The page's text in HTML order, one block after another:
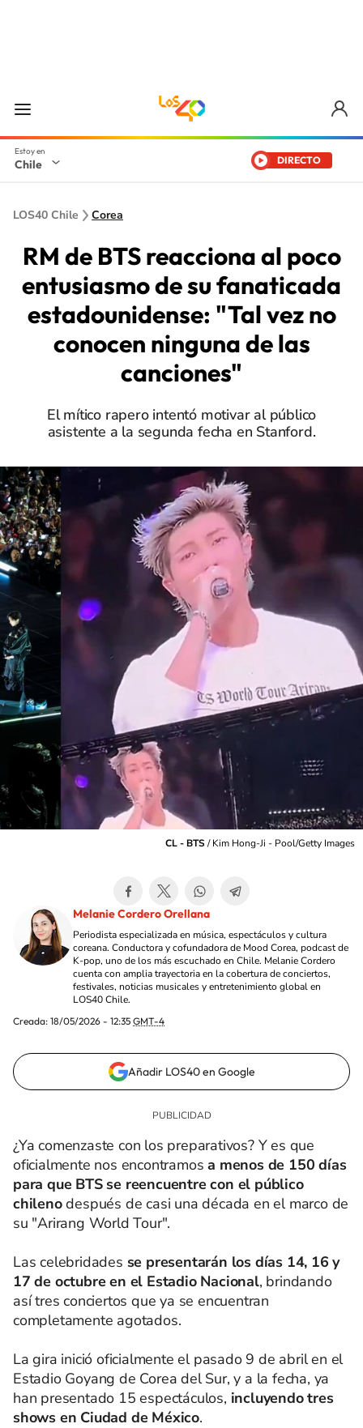
Chile DIRECTO
LOS40 Chile Corea
RM de BTS reacciona al poco
entusiasmo de su fanaticada
estadounidense: "Tal vez no
conocen ninguna de las
canciones"
El mítico rapero intentó motivar al público
asistente a la segunda fecha en Stanford.
CL - BTS/Kim Hong-Ji - Pool/Getty Images
Melanie Cordero Orellana
Periodista especializada en música, espectáculos y cultura
coreana. Conductora y cofundadora de Mood Corea, podcast de
K-pop, uno de los más escuchado en Chile. Melanie Cordero
cuenta con amplia trayectoria en la cobertura de conciertos,
festivales, noticias musicales y entretenimiento global en
LOS40 Chile.
Creada: 18/05/2026 - 12:35 GMT-4
Añadir LOS40 en Google
¿Ya comenzaste con los preparativos? Y es que
oficialmente nos encontramos a menos de 150 días
para que BTS se reencuentre con el público
chilenodespués de casi una década en el marco de
su "Arirang World Tour".
Las celebridades se presentarán los días 14, 16 y
17 de octubre en el Estadio Nacional, brindando
así tres conciertos que ya se encuentran
completamente agotados.
La gira inició oficialmente el pasado 9 de abril en el
Estadio Goyang de Corea del Sur, y a la fecha, ya
han presentado 15 espectáculos, incluyendo tres
shows en Ciudad de México.